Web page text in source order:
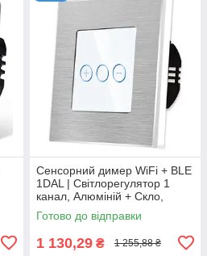
Сенсорний димер WiFi + BLE
1DAL | Світлорегулятор 1
канал, Алюміній + Скло,
Білий (A86-DR.WF.WT)
Готово до відправки
1 130,29 ₴ 1 255,88 ₴